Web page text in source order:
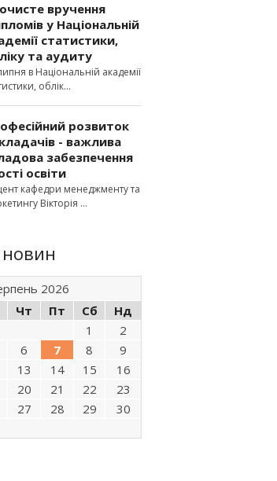
вручення
у Національній
статистики,
та аудиту
в Національній академії
облік
розвиток
- важлива
забезпечення
освіти
кафедри менеджменту та
Вікторія
2026
Чт Пт Сб
Нд
1
2
6 7 8
9
13 14 15
16
20 21 22
23
27 28 29
30